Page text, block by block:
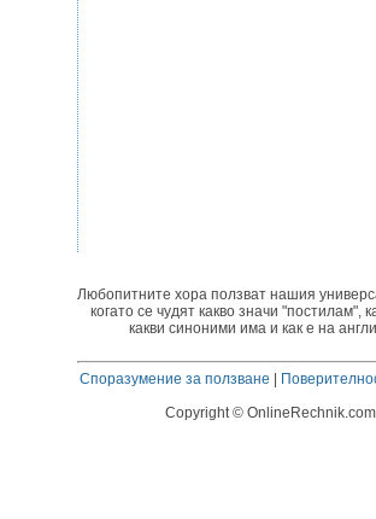
Любопитните хора ползват нашия
когато се чудят какво значи "постилам",
какви синоними има и как е на
Споразумение за ползване
Copyright © OnlineRechnik.com